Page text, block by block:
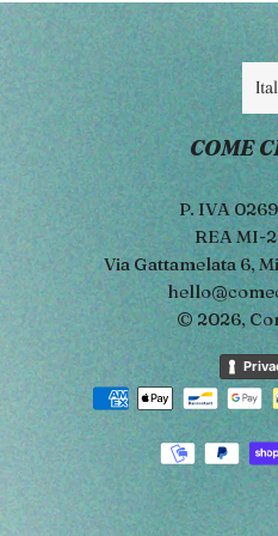
COME
P. IVA
REA MI-
Via Gattamelata 6,
© 2026,